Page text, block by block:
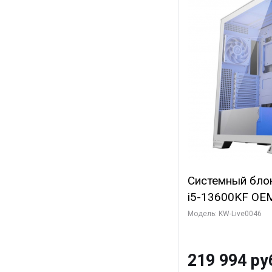
Системный
i5-13600KF
7, C14 8EC/
SSD)
Модель: KW-Live0046
219 994